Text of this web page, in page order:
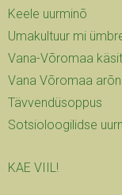
Keele uurminõ
Umakultuur mi
Vana-Võromaa
Vana Võromaa
Tävvendüsoppus
Sotsioloogilidse
KAE VIIL!